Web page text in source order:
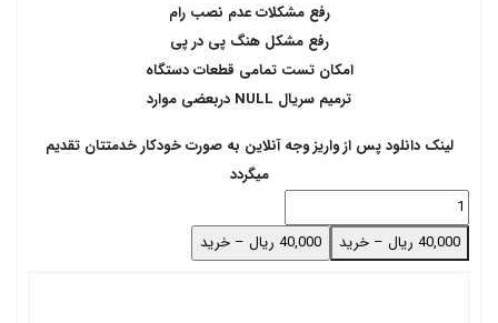
رفع مشکلات عدم نصب رام
رفع مشکل هنگ پی در پی
امکان تست تمامی قطعات دستگاه
ترمیم سریال NULL دربعضی موارد
لینک دانلود پس از واریز وجه آنلاین به صورت خودکار خدمتتان تقدیم
میگردد
40,000 ریال – خرید